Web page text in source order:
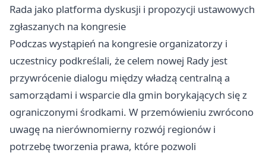
Rada jako platforma dyskusji i propozycji ustawowych
zgłaszanych na kongresie
Podczas wystąpień na kongresie organizatorzy i
uczestnicy podkreślali, że celem nowej Rady jest
przywrócenie dialogu między władzą centralną a
samorządami i wsparcie dla gmin borykających się z
ograniczonymi środkami. W przemówieniu zwrócono
uwagę na nierównomierny rozwój regionów i
potrzebę tworzenia prawa, które pozwoli